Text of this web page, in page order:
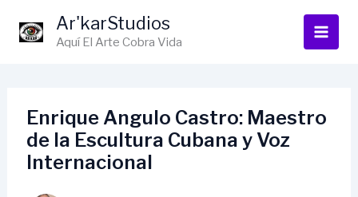
contenido
Ar'karStudios
Aquí El Arte Cobra Vida
Enrique Angulo Castro: Maestro
de la Escultura Cubana y Voz
Internacional